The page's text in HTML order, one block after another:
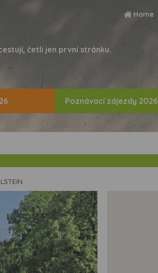
Home
četli jen první stránku.
Poznávací zájezdy 2026